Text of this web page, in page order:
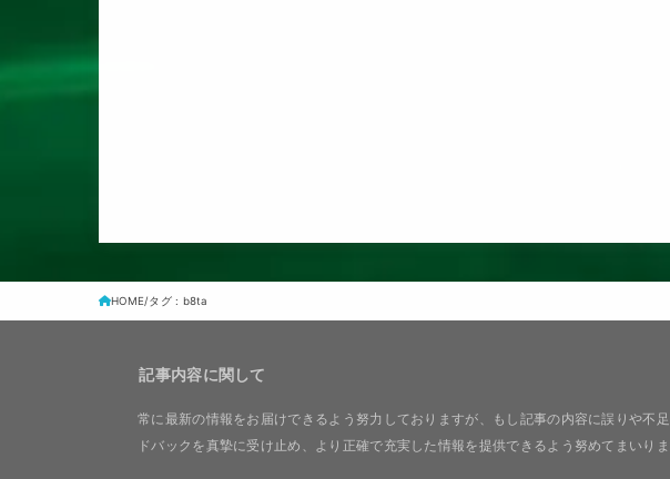
HOME タグ : b8ta
記事内容に関して
常に最新の情報をお届けできるよう努力しておりますが、もし記事の内容に誤りや不
ドバックを真摯に受け止め、より正確で充実した情報を提供できるよう努めてまいりま